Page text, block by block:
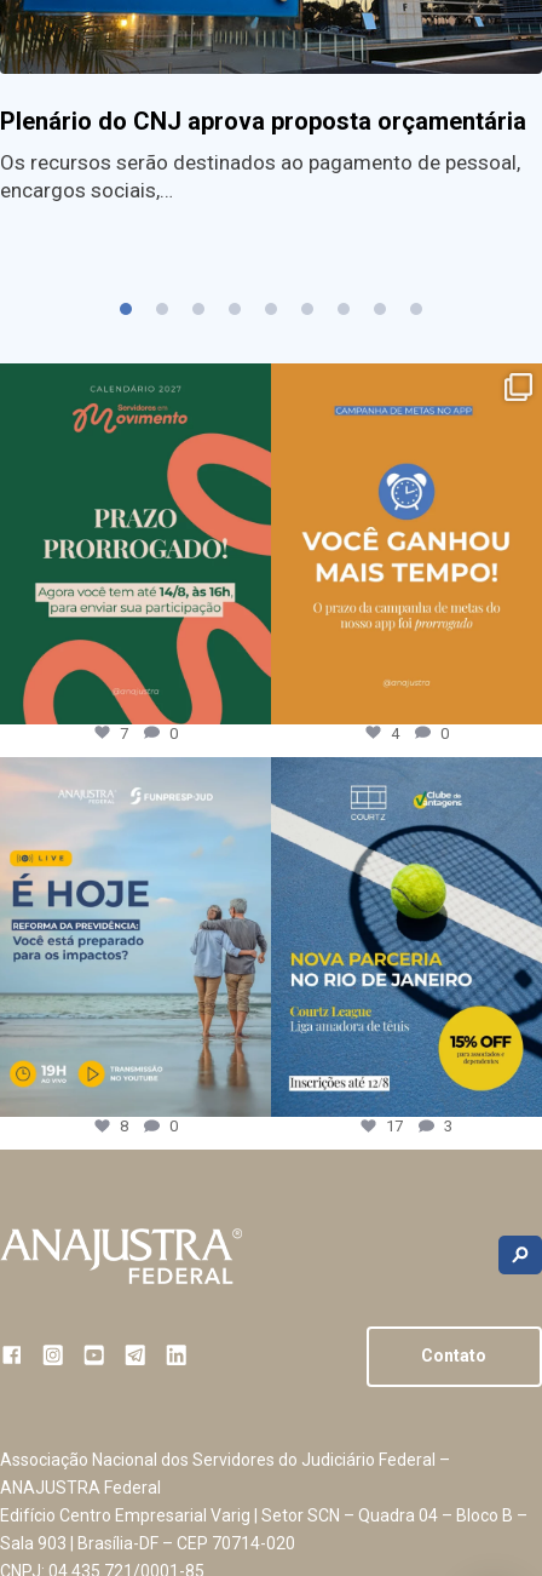
Plenário do CNJ aprova proposta orçamentária
Os recursos serão destinados ao pagamento de pessoal,
encargos sociais,…
7 0 4 0
8 0 17 3
Contato
Associação Nacional dos Servidores do Judiciário Federal –
ANAJUSTRA Federal
Edifício Centro Empresarial Varig | Setor SCN – Quadra 04 – Bloco B –
Sala 903 | Brasília-DF – CEP 70714-020
CNPJ: 04.435.721/0001-85